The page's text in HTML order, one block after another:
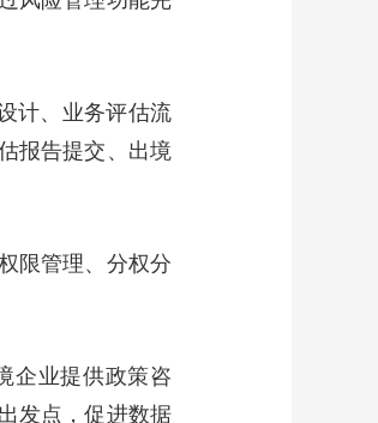
计、业务评估流
报告提交、出境
限管理、分权分
企业提供政策咨
发点，促进数据